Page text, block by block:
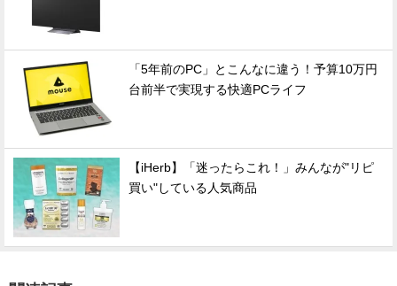
「5年前のPC」とこんなに違う！予算10万円
台前半で実現する快適PCライフ
【iHerb】「迷ったらこれ！」みんなが"リピ
買い"している人気商品